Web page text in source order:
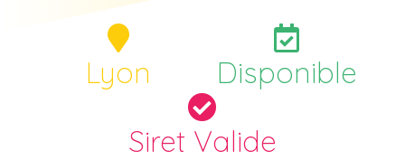
formant et en préparant des dossiers de
conception et de contenu, le
développement de marque, meetings
avec les clients et création de la solution
web ou site internet. J'aide à transformer
les idées d'un client en un contenu
convivial, à superviser et à maintenir
Lyon
Disponible
Siret Valide